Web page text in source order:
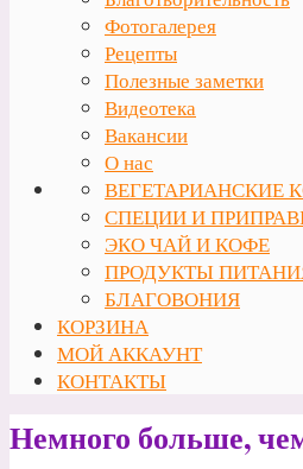
Фотогалерея
Рецепты
Полезные заметки
Видеотека
Вакансии
О нас
ВЕГЕТАРИАНСКИЕ
СПЕЦИИ И
ЭКО ЧАЙ И КОФЕ
ПРОДУКТЫ
БЛАГОВОНИЯ
КОРЗИНА
МОЙ АККАУНТ
КОНТАКТЫ
Немного больше,